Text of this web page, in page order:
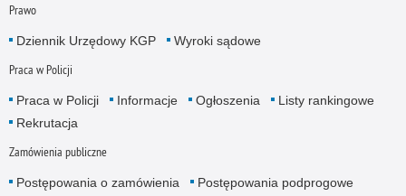
Prawo
Dziennik Urzędowy KGP Wyroki sądowe
Praca w Policji
Praca w Policji Informacje Ogłoszenia
Listy rankingowe
Rekrutacja
Zamówienia publiczne
Postępowania o zamówienia
Postępowania podprogowe